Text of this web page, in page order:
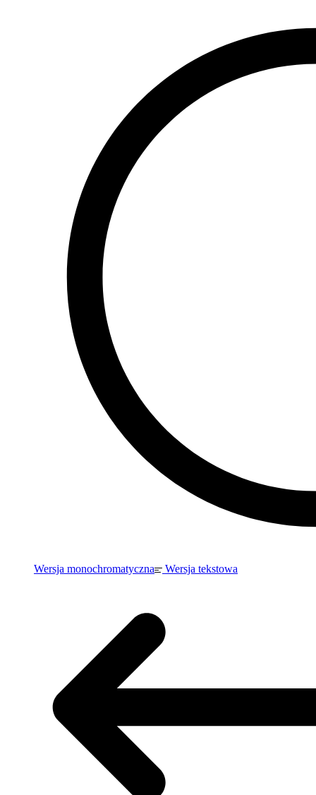
Wersja monochromatyczna Wersja tekstowa